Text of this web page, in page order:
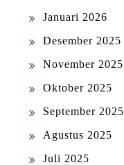
Januari 2026
Desember 2025
November 2025
Oktober 2025
September 2025
Agustus 2025
Juli 2025